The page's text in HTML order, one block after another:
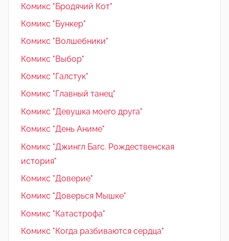
Комикс "Бродячий Кот"
Комикс "Бункер"
Комикс "Волшебники"
Комикс "Выбор"
Комикс "Галстук"
Комикс "Главный танец"
Комикс "Девушка моего друга"
Комикс "День Аниме"
Комикс "Джингл Багс. Рождественская
история"
Комикс "Доверие"
Комикс "Доверься Мышке"
Комикс "Катастрофа"
Комикс "Когда разбиваются сердца"